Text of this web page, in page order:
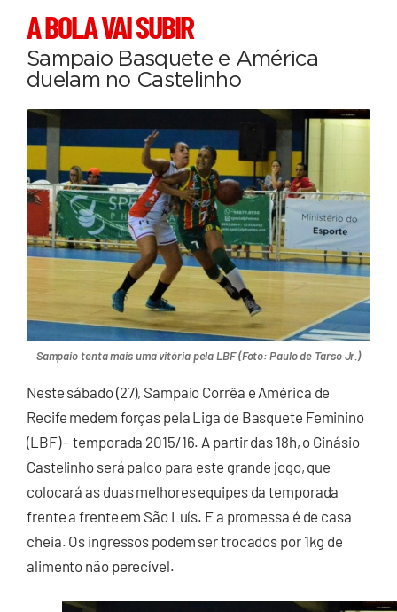
A BOLA VAI SUBIR
Sampaio Basquete e América
duelam no Castelinho
Sampaio tenta mais uma vitória pela LBF (Foto: Paulo de Tarso Jr.)
Neste sábado (27), Sampaio Corrêa e América de
Recife medem forças pela Liga de Basquete Feminino
(LBF) – temporada 2015/16. A partir das 18h, o Ginásio
Castelinho será palco para este grande jogo, que
colocará as duas melhores equipes da temporada
frente a frente em São Luís. E a promessa é de casa
cheia. Os ingressos podem ser trocados por 1kg de
alimento não perecível.